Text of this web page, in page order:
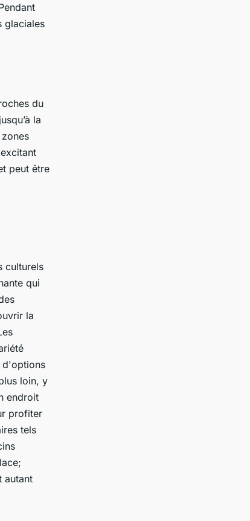
glaciales
du
la
peut être
culturels
qui
la
d'options
loin, y
endroit
profiter
tels
autant